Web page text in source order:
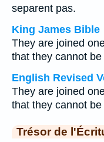
separent pas.
King James Bible
They are joined
that they cannot
English Revised
They are joined
that they cannot
Trésor de